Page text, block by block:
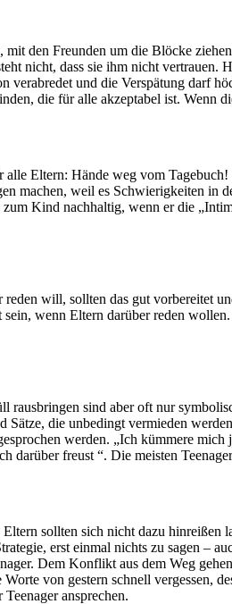
den Freunden um die Blöcke
nicht, dass sie ihm nicht
und die Verspätung darf
die für alle akzeptabel ist. Wenn
Eltern: Hände weg vom
machen, weil es Schwierigkeiten
Kind nachhaltig, wenn er die
will, sollten das gut vorbereitet
wenn Eltern darüber reden
sind aber oft nur
die unbedingt vermieden
werden. „Ich kümmere
freust “. Die meisten
sollten sich nicht dazu hinreißen
erst einmal nichts zu sagen –
Dem Konflikt aus dem Weg
von gestern schnell vergessen,
ansprechen.